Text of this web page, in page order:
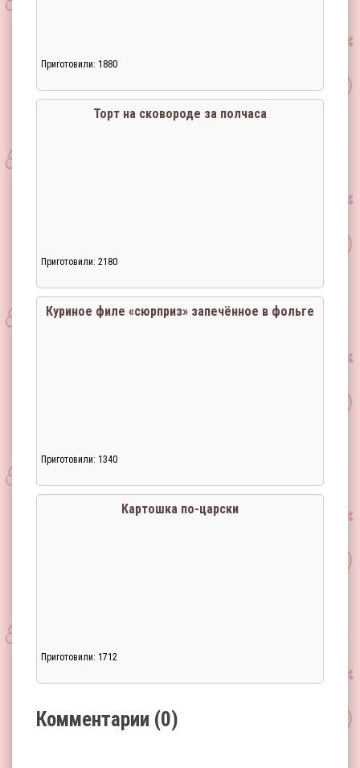
Приготовили: 1880
Торт на сковороде за полчаса
Приготовили: 2180
Куриное филе «сюрприз» запечённое в фольге
Приготовили: 1340
Картошка по-царски
Приготовили: 1712
Комментарии (0)